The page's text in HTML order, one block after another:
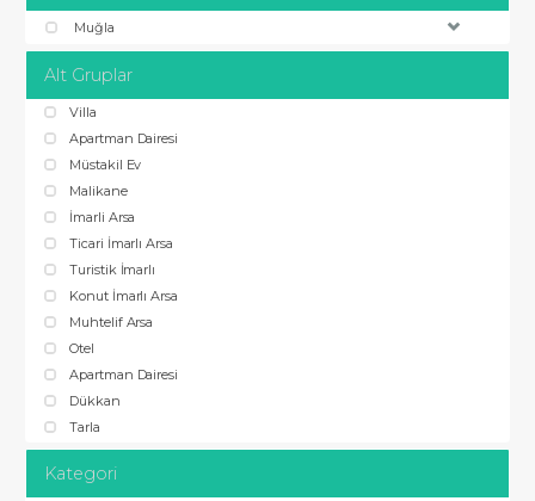
Muğla
Alt Gruplar
Villa
Apartman Dairesi
Müstakil Ev
Malikane
İmarli Arsa
Ticari İmarlı Arsa
Turistik İmarlı
Konut İmarlı Arsa
Muhtelif Arsa
Otel
Apartman Dairesi
Dükkan
Tarla
Kategori